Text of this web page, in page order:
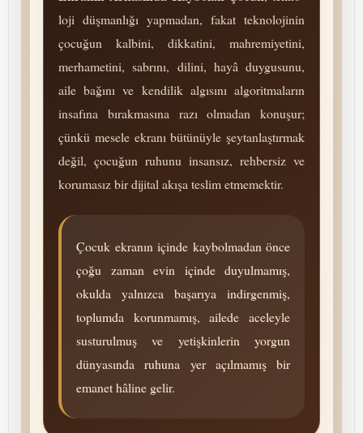
loji düşmanlığı yapmadan, fakat tek­no­lojinin
çocuğun kalbini, dikkatini, mah­remiyetini,
merhametini, sabrını, dilini, hayâ duygusunu,
aile bağını ve kendilik algısını al­go­rit­maların
insafına bırakmasına razı olmadan konuşur;
çünkü mesele ekranı bütünüyle şey­tan­laştırmak
değil, çocuğun ruhunu insansız, rehbersiz ve
korumasız bir dijital akışa teslim etmemektir.
Çocuk ekranın içinde kaybolmadan önce
çoğu zaman evin içinde duyulmamış,
okulda yalnızca başarıya indirgenmiş,
toplumda korunmamış, ailede aceleyle
sus­turul­muş ve yetişkinlerin yorgun
dünyasında ruhuna yer açılmamış bir
emanet hâline gelir.